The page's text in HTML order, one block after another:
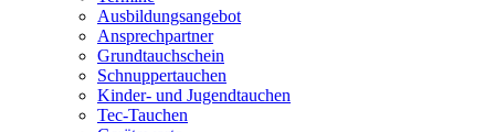
Ausbildungsangebot
Ansprechpartner
Grundtauchschein
Schnuppertauchen
Kinder- und Jugendtauchen
Tec-Tauchen